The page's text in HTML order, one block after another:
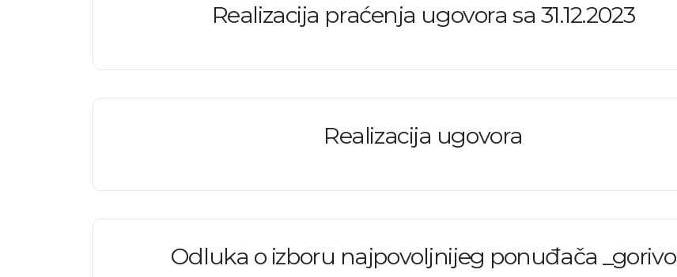
Realizacija praćenja ugovora sa 31.12.2023
Realizacija ugovora
Odluka o izboru najpovoljnijeg ponuđača _gorivo